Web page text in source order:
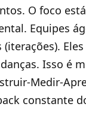
O foco
Equipes
Isso é
Medir-
constante